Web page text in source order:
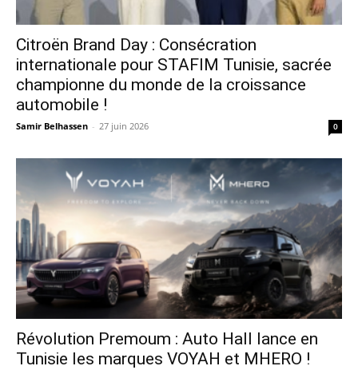
Citroën Brand Day : Consécration
internationale pour STAFIM Tunisie, sacrée
championne du monde de la croissance
automobile !
Samir Belhassen - 27 juin 2026 0
Révolution Premoum : Auto Hall lance en
Tunisie les marques VOYAH et MHERO !